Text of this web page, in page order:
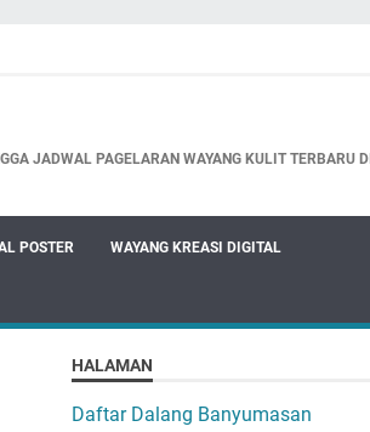
JADWAL PAGELARAN WAYANG KULIT TERBARU DI
POSTER WAYANG KREASI DIGITAL
HALAMAN
Daftar Dalang Banyumasan